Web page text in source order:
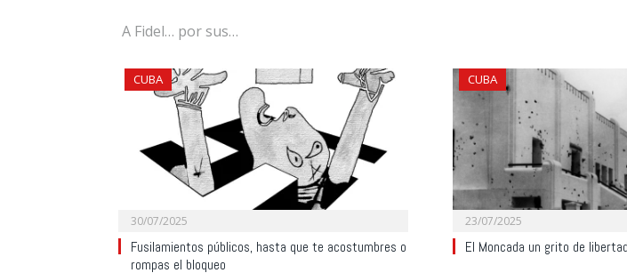
A Fidel… por sus…
CUBA
30/07/2025
Fusilamientos públicos, hasta que te acostumbres o
rompas el bloqueo
CUBA
23/07/2025
El Moncada un grito de libertad